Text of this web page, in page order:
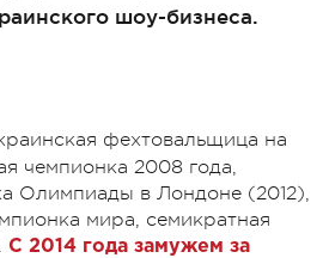
шоу-бизнеса.
фехтовальщица на
чемпионка 2008 года,
Олимпиады в Лондоне (2012),
мира, семикратная
С 2014 года замужем за